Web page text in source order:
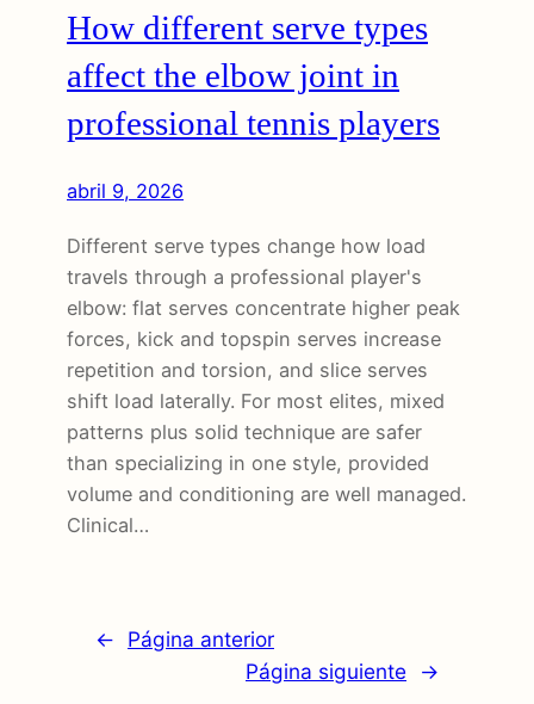
How different serve types
affect the elbow joint in
professional tennis players
abril 9, 2026
Different serve types change how load
travels through a professional player's
elbow: flat serves concentrate higher peak
forces, kick and topspin serves increase
repetition and torsion, and slice serves
shift load laterally. For most elites, mixed
patterns plus solid technique are safer
than specializing in one style, provided
volume and conditioning are well managed.
Clinical…
←
Página anterior
Página siguiente
→